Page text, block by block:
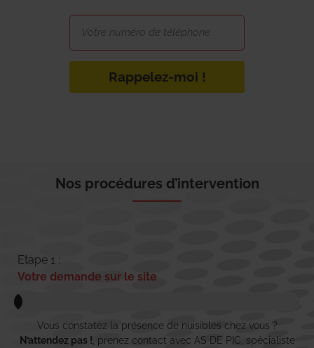
Rappelez-moi !
Nos procédures d’intervention
Etape 1 :
Votre demande sur le site
Vous constatez la présence de nuisibles chez vous ?
N’attendez pas ! , prenez contact avec AS DE PIC, spécialiste